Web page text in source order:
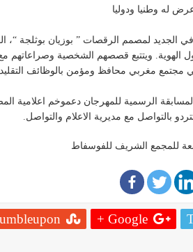
الجديد لمصمم الرقصات ” بوزيان بوثلجة “،
ويتتبع قصصهم الشخصية وصراعاتهم مع
مغربي محافظ ومؤمن بالوظائف
الرسمية للمهرجان دعموخم اعلامية
بالتواصل مع مديرية الاعلام والتواصل.
للمجمع الشريف للفوسفاط
Google +